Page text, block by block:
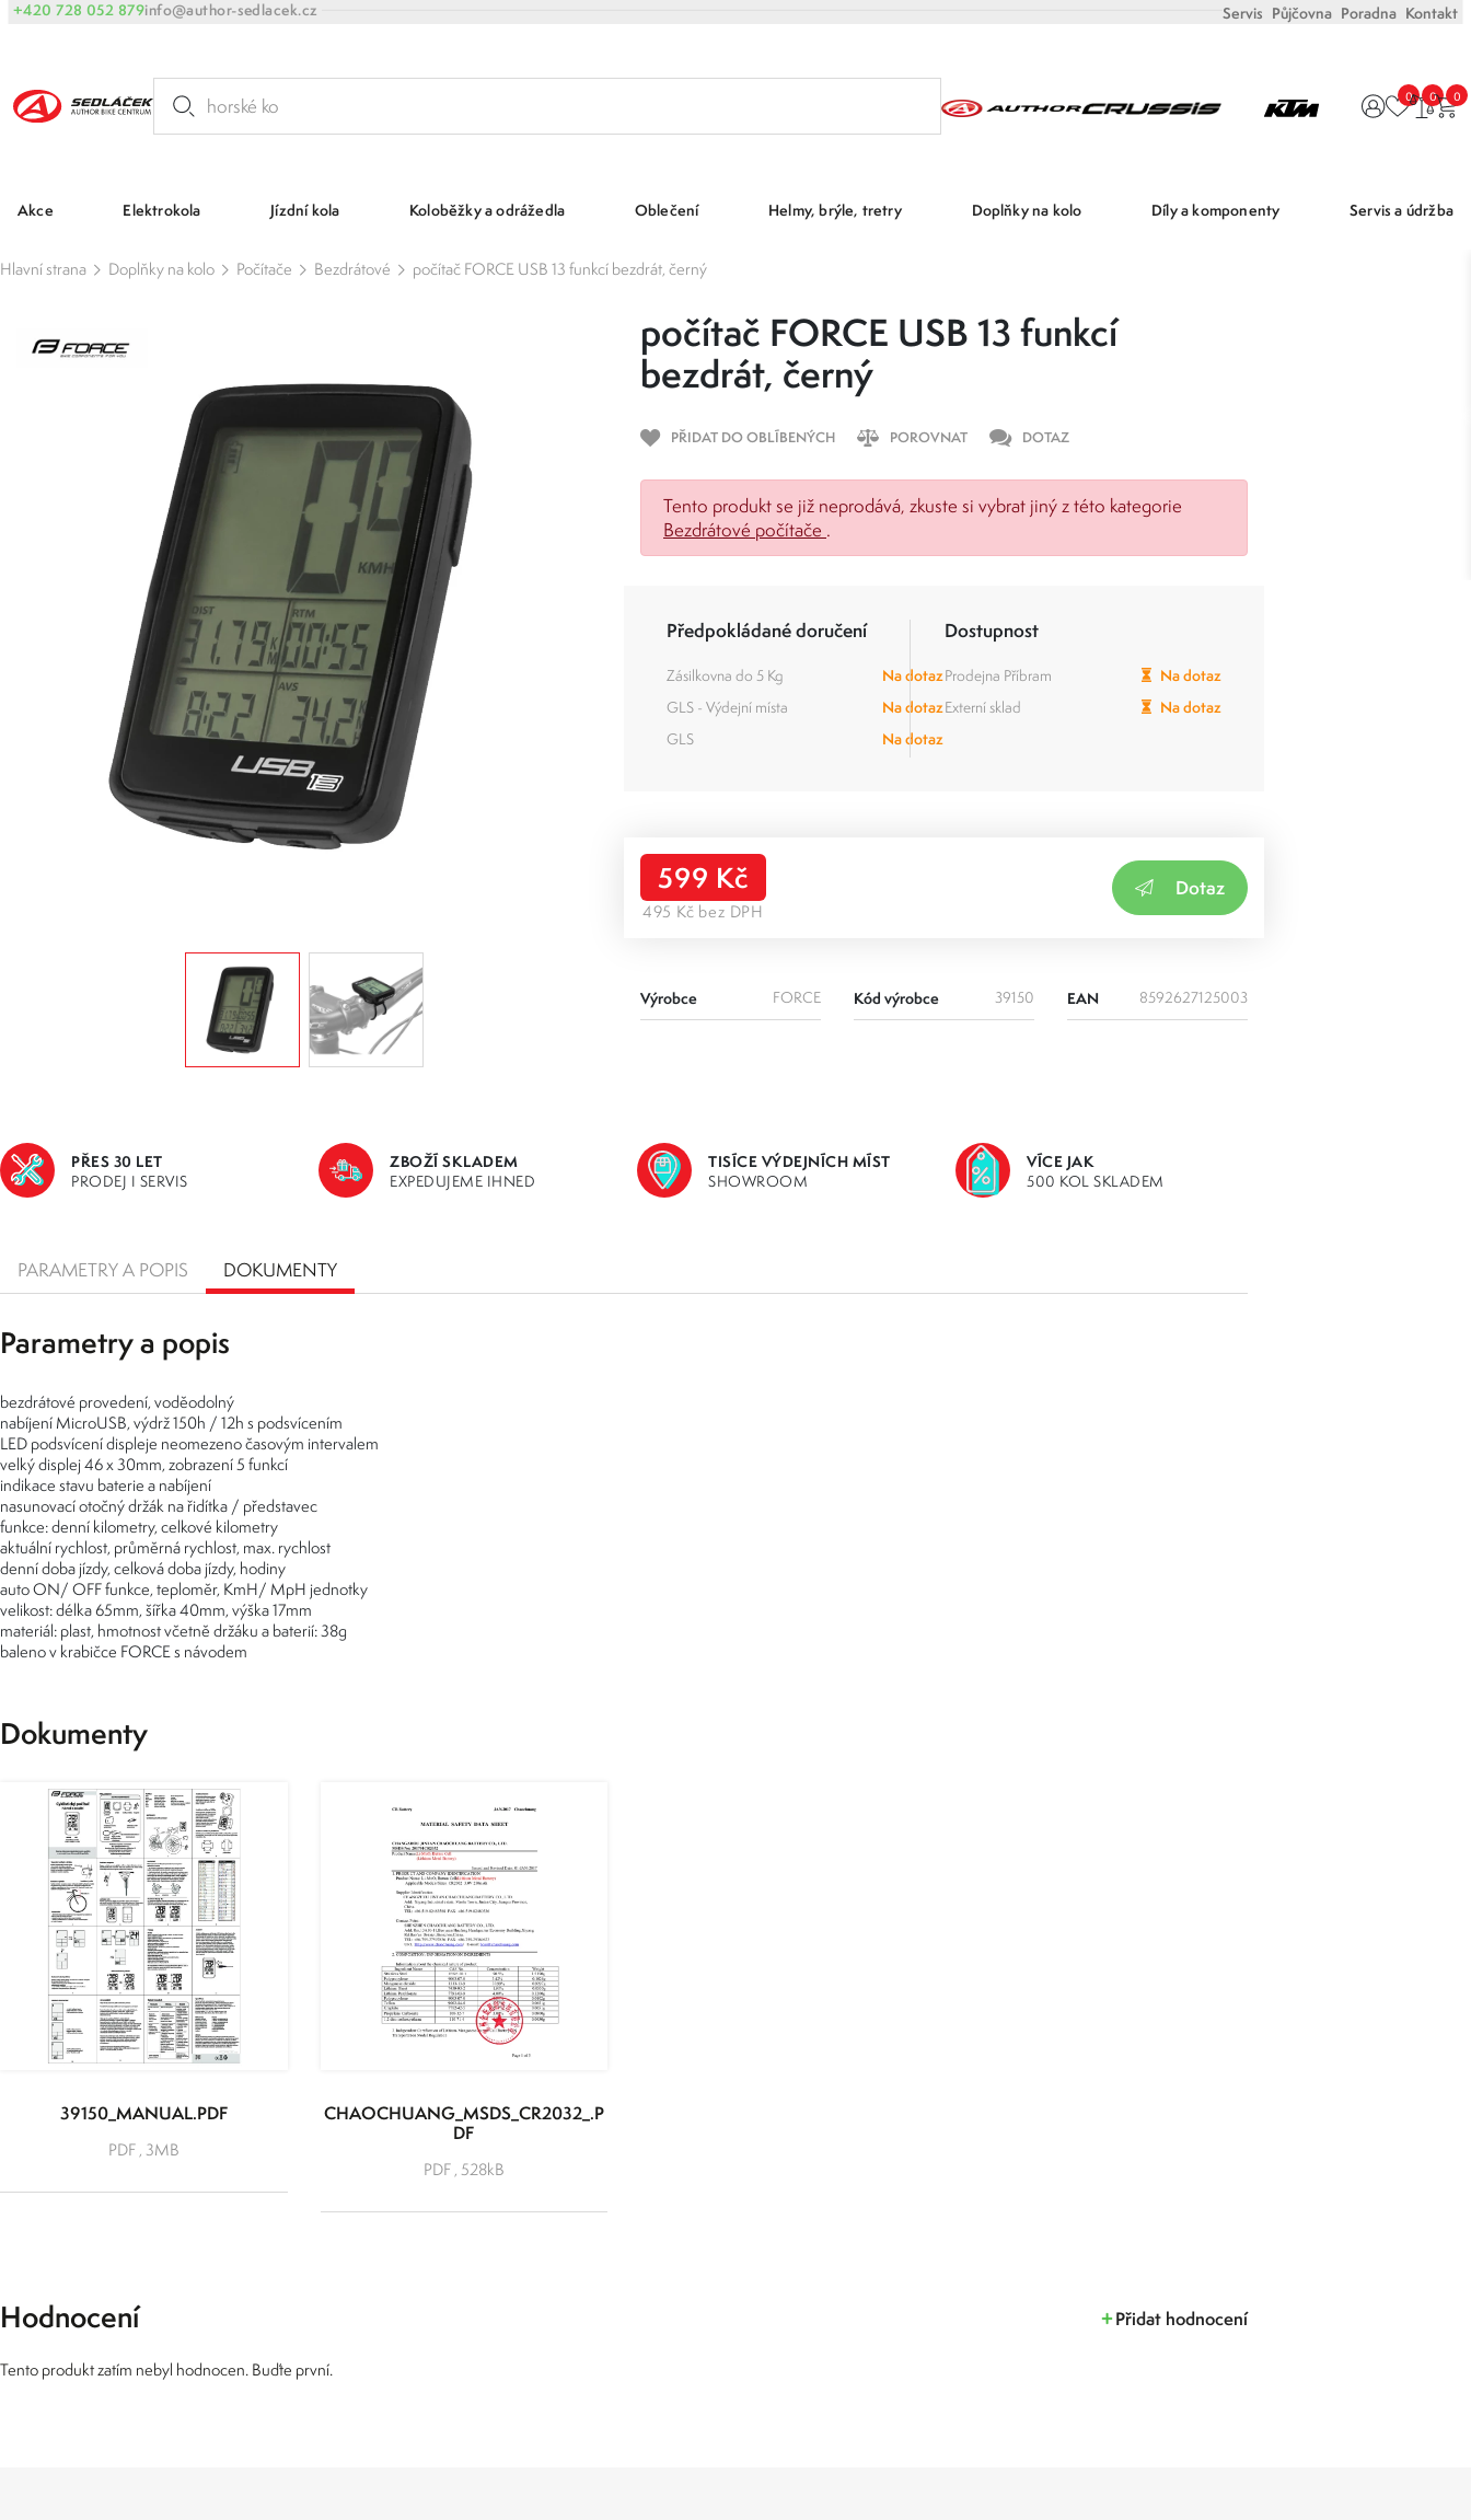
+420 728 052 879info@author-sedlacek.cz Servis Půjčovna Poradna Kontakt
0 0 0
Akce Elektrokola Jízdní kola Koloběžky a odrážedla Oblečení Helmy, brýle, tretry Doplňky na kolo Díly a komponenty Servis a údržba
Hlavní strana Doplňky na kolo Počítače Bezdrátové počítač FORCE USB 13 funkcí bezdrát, černý
počítač FORCE USB 13 funkcí
bezdrát, černý
PŘIDAT DO OBLÍBENÝCH POROVNAT DOTAZ
Tento produkt se již neprodává, zkuste si vybrat jiný z této kategorie
Bezdrátové počítače .
Předpokládané doručení
Zásilkovna do 5 Kg
Na dotaz
GLS - Výdejní místa
Na dotaz
GLS
Na dotaz
Dostupnost
Prodejna Příbram
Na dotaz
Externí sklad
Na dotaz
599 Kč
495 Kč bez DPH
Dotaz
Výrobce FORCE Kód výrobce 39150 EAN 8592627125003
PŘES 30 LET
PRODEJ I SERVIS
ZBOŽÍ SKLADEM
EXPEDUJEME IHNED
TISÍCE VÝDEJNÍCH MÍST
SHOWROOM
VÍCE JAK
500 KOL SKLADEM
PARAMETRY A POPIS DOKUMENTY
Parametry a popis
bezdrátové provedení, voděodolný
nabíjení MicroUSB, výdrž 150h / 12h s podsvícením
LED podsvícení displeje neomezeno časovým intervalem
velký displej 46 x 30mm, zobrazení 5 funkcí
indikace stavu baterie a nabíjení
nasunovací otočný držák na řidítka / představec
funkce: denní kilometry, celkové kilometry
aktuální rychlost, průměrná rychlost, max. rychlost
denní doba jízdy, celková doba jízdy, hodiny
auto ON/ OFF funkce, teploměr, KmH/ MpH jednotky
velikost: délka 65mm, šířka 40mm, výška 17mm
materiál: plast, hmotnost včetně držáku a baterií: 38g
baleno v krabičce FORCE s návodem
Dokumenty
39150_MANUAL.PDF
PDF , 3MB
CHAOCHUANG_MSDS_CR2032_.P
DF
PDF , 528kB
Hodnocení Přidat hodnocení
Tento produkt zatím nebyl hodnocen. Buďte první.